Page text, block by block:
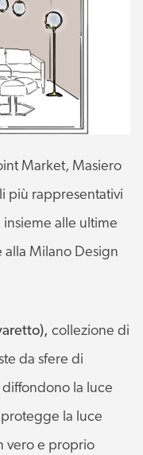
Market, Masiero
più rappresentativi
alle ultime
alla Milano Design
collezione di
da sfere di
diffondono la luce
la luce
vero e proprio